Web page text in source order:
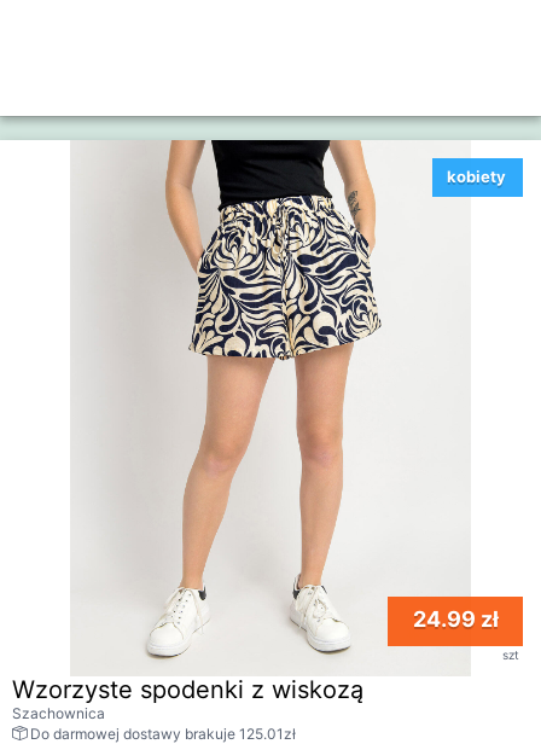
kobiety
24.99 zł
szt
Wzorzyste spodenki z wiskozą
Szachownica
Do darmowej dostawy brakuje 125.01zł